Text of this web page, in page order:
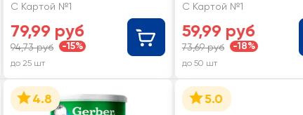
С Картой №1
79,99 руб
94,73 руб -15%
до 25 шт
С Картой №1
59,99 руб
73,69 руб -18%
до 50 шт
4.8 5.0